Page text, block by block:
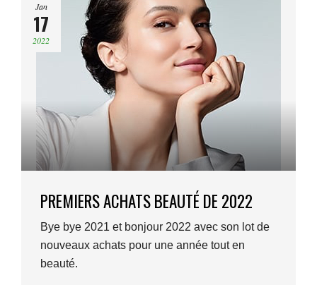
Jan
17
2022
PREMIERS ACHATS BEAUTÉ DE 2022
Bye bye 2021 et bonjour 2022 avec son lot de
nouveaux achats pour une année tout en
beauté.